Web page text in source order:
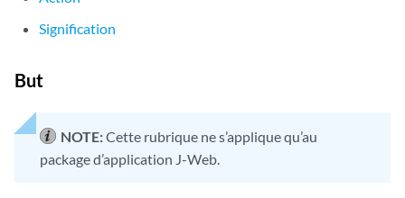
Signification
But
NOTE:Cette rubrique ne s’applique qu’au
package d’application J-Web.